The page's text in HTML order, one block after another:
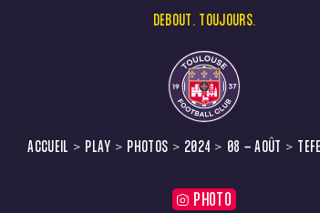
DEBOUT. TOUJOURS.
ACCUEIL PLAY PHOTOS 2024 08 - AOÛT
PHOTO